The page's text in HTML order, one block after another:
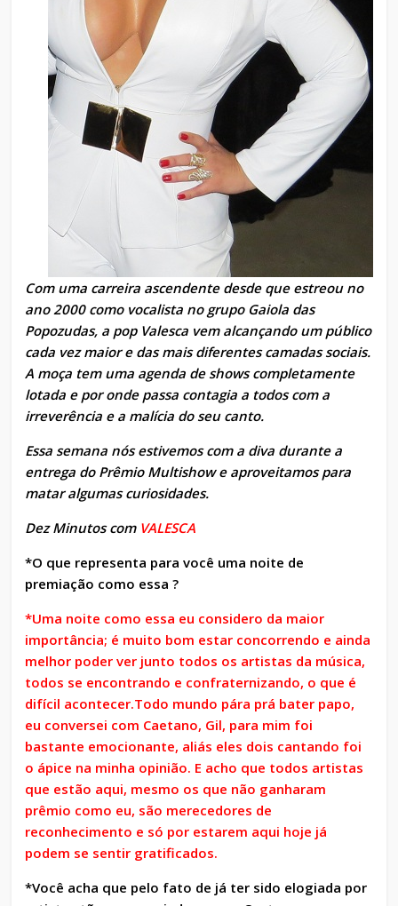
Com uma carreira ascendente desde que estreou no
ano 2000 como vocalista no grupo Gaiola das
Popozudas, a pop Valesca vem alcançando um público
cada vez maior e das mais diferentes camadas sociais.
A moça tem uma agenda de shows completamente
lotada e por onde passa contagia a todos com a
irreverência e a malícia do seu canto.
Essa semana nós estivemos com a diva durante a
entrega do Prêmio Multishow e aproveitamos para
matar algumas curiosidades.
Dez Minutos com VALESCA
*O que representa para você uma noite de
premiação como essa ?
*Uma noite como essa eu considero da maior
importância; é muito bom estar concorrendo e ainda
melhor poder ver junto todos os artistas da música,
todos se encontrando e confraternizando, o que é
difícil acontecer.Todo mundo pára prá bater papo,
eu conversei com Caetano, Gil, para mim foi
bastante emocionante, aliás eles dois cantando foi
o ápice na minha opinião. E acho que todos artistas
que estão aqui, mesmo os que não ganharam
prêmio como eu, são merecedores de
reconhecimento e só por estarem aqui hoje já
podem se sentir gratificados.
*Você acha que pelo fato de já ter sido elogiada por